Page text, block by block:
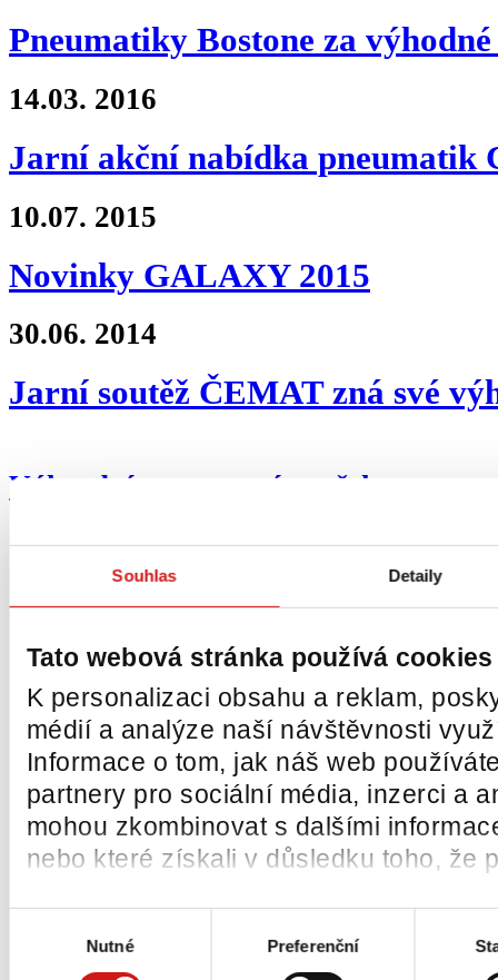
Souhlas Detaily
Tato webová stránka používá cookies
K personalizaci obsahu a reklam,
médií a analýze naší návštěvnosti
Informace o tom, jak náš web
partnery pro sociální média, inzerci a
mohou zkombinovat s dalšími
nebo které získali v důsledku toho, že
Nutné Preferenční
Pneumatiky Bostone za
14.03. 2016
Jarní akční nabídka pneumatik
10.07. 2015
Novinky GALAXY 2015
30.06. 2014
Jarní soutěž ČEMAT zná své
Výhradní zastoupení značek